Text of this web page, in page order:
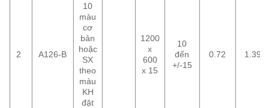
2 A126-B
10
màu
cơ
bản
hoặc
SX
theo
màu
KH
đặt
1200
x
600
x 15
10
đến
+/-15
0.72 1.39